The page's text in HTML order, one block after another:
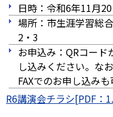
日時：令和6年11月
場所：市生涯学習総
2・3
お申込み：QRコー
し込みください。な
FAXでのお申し込みも
R6講演会チラシ[PDF：